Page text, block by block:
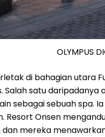
OLYMPUS
di bahagian utara
Salah satu daripadanya
sebagai sebuah spa.
Resort Onsen
dan mereka